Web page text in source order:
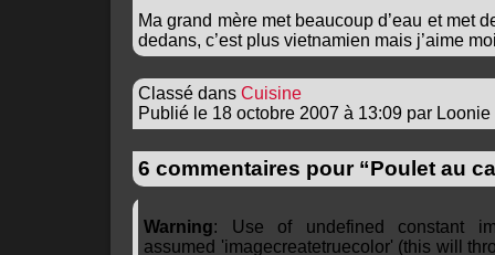
Ma grand mère met beaucoup d’eau et met
dedans, c’est plus vietnamien mais j’aime
Classé dans Cuisine
Publié le 18 octobre 2007 à 13:09 par Loonie
6 commentaires pour “Poulet au
Warning: Use of undefined constant
assumed 'imagecreatetruecolor' (this will